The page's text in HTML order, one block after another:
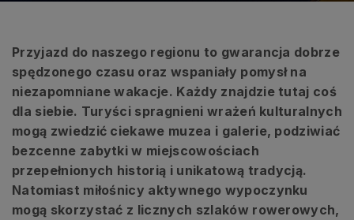
Przyjazd do naszego regionu to gwarancja dobrze
spędzonego czasu oraz wspaniały pomysł na
niezapomniane wakacje. Każdy znajdzie tutaj coś
dla siebie. Turyści spragnieni wrażeń kulturalnych
mogą zwiedzić ciekawe muzea i galerie, podziwiać
bezcenne zabytki w miejscowościach
przepełnionych historią i unikatową tradycją.
Natomiast miłośnicy aktywnego wypoczynku
mogą skorzystać z licznych szlaków rowerowych,